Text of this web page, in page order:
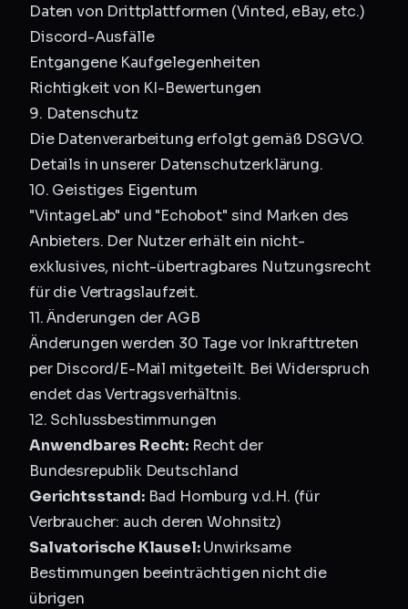
Daten von Drittplattformen (Vinted, eBay, etc.)
Discord-Ausfälle
Entgangene Kaufgelegenheiten
Richtigkeit von KI-Bewertungen
9. Datenschutz
Die Datenverarbeitung erfolgt gemäß DSGVO.
Details in unserer Datenschutzerklärung.
10. Geistiges Eigentum
"VintageLab" und "Echobot" sind Marken des
Anbieters. Der Nutzer erhält ein nicht-
exklusives, nicht-übertragbares Nutzungsrecht
für die Vertragslaufzeit.
11. Änderungen der AGB
Änderungen werden 30 Tage vor Inkrafttreten
per Discord/E-Mail mitgeteilt. Bei Widerspruch
endet das Vertragsverhältnis.
12. Schlussbestimmungen
Anwendbares Recht: Recht der
Bundesrepublik Deutschland
Gerichtsstand:Bad Homburg v.d.H. (für
Verbraucher: auch deren Wohnsitz)
Salvatorische Klausel:Unwirksame
Bestimmungen beeinträchtigen nicht die
übrigen